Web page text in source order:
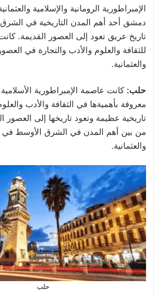
الإمبراطورية الرومانية والإسلامية
دمشق أحد أهم المدن التاريخية في
تاريخ عريق تعود إلى العصور القديمة.
للثقافة والعلوم والأدب والتجارة في
والعثمانية.
حلب: كانت عاصمة الإمبراطورية
معروفة بأهميةها في الثقافة والأدب
تاريخية عظيمة وتعود تاريخها إلى العصور
من بين أهم المدن في الشرق الأوسط في
والعثمانية.
حلب